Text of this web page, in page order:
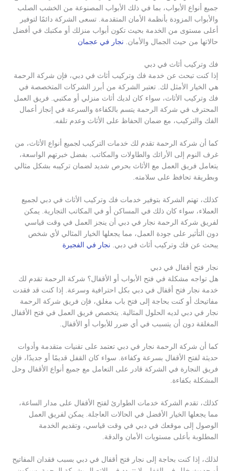
جميع أنواع الأبواب، بما في ذلك الأبواب المصنوعة من الخشب الصلب
والأبواب المزودة بأنظمة الأمان المتقدمة. تسعى الشركة دائمًا لتوفير
أعلى مستوى من الخدمة بحيث تكون أبواب منزلك أو مكتبك في أفضل
حالاتها من حيث الجمال والأمان. نجار في عجمان
فك وتركيب أثاث في دبي
إذا كنت تبحث عن خدمة فك وتركيب أثاث في دبي، فإن شركة الرحمة
هي الخيار الأمثل لك. تعتبر الشركة من أبرز الشركات المتخصصة في
فك وتركيب الأثاث، سواء كان لديك أثاث منزلي أو مكتبي. فريق العمل
المحترف في شركة الرحمة يتسم بالكفاءة والسرعة في إنجاز أعمال
الفك والتركيب، مع ضمان الحفاظ على الأثاث وعدم تلفه.
كما أن شركة الرحمة تقدم لك خدمات التركيب لجميع أنواع الأثاث، من
غرف النوم إلى الأرائك والطاولات والمكاتب. بفضل خبرتهم الواسعة،
يتعامل فريق العمل مع الأثاث بحرص شديد لضمان تركيبه بشكل مثالي
وبطريقة تحافظ على سلامته.
كذلك، تهتم الشركة بتوفير خدمات فك وتركيب الأثاث في دبي لجميع
العملاء، سواء كان ذلك في المساكن أو في المكاتب التجارية. يمكن
لفريق شركة الرحمة نجار في دبي أن ينجز العمل في وقت قياسي
دون التأثير على جودة العمل، مما يجعلها الخيار المثالي لأي شخص
يبحث عن فك وتركيب أثاث في دبي. نجار في الفجيرة
نجار فتح أقفال في دبي
هل تواجه مشكلة في فتح الأبواب أو الأقفال؟ شركة الرحمة تقدم لك
خدمة نجار فتح أقفال في دبي بكل احترافية وسرعة. إذا كنت قد فقدت
مفاتيحك أو كنت بحاجة إلى فتح باب مغلق، فإن فريق شركة الرحمة
نجار في دبي لديه الحلول المثالية. يتخصص فريق العمل في فتح الأقفال
المغلقة دون أن يتسبب في أي ضرر للأبواب أو الأقفال.
كما أن شركة الرحمة نجار في دبي تعتمد على تقنيات متقدمة وأدوات
حديثة لفتح الأقفال بسرعة وكفاءة. سواء كان القفل قديمًا أو جديدًا، فإن
فريق النجارة في الشركة قادر على التعامل مع جميع أنواع الأقفال وحل
المشكلة بكفاءة.
كذلك، تقدم الشركة خدمات الطوارئ لفتح الأقفال على مدار الساعة،
مما يجعلها الخيار الأفضل في الحالات العاجلة. يمكن لفريق العمل
الوصول إلى موقعك في دبي في وقت قياسي، وتقديم الخدمة
المطلوبة بأعلى مستويات الأمان والدقة.
لذلك، إذا كنت بحاجة إلى نجار فتح أقفال في دبي بسبب فقدان المفاتيح